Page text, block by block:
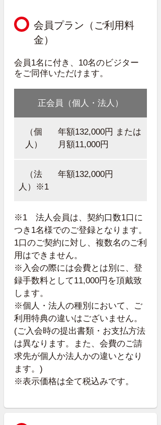
会員プラン（ご利用料
金）
会員1名に付き、10名のビジター
をご同伴いただけます。
正会員（個人・法人）
（個
人）
年額132,000円 または
月額11,000円
（法
人）※1
年額132,000円
※1 法人会員は、契約口数1口に
つき1名様でのご登録となります。
1口のご契約に対し、複数名のご利
用はできません。
※入会の際には会費とは別に、登
録手数料として11,000円を頂戴致
します。
※個人・法人の種別において、ご
利用特典の違いはございません。
(ご入会時の提出書類・お支払方法
は異なります。また、会費のご請
求先が個人か法人かの違いとなり
ます。)
※表示価格は全て税込みです。